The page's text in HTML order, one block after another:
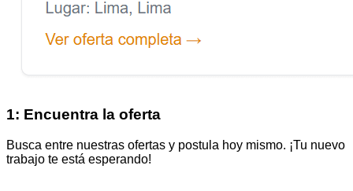
1: Encuentra la oferta
Busca entre nuestras ofertas y postula hoy mismo. ¡Tu nuevo
trabajo te está esperando!